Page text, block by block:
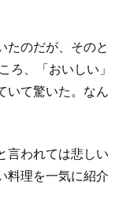
たのだが、そのと
ろ、「おいしい」
いて驚いた。なん
言われては悲しい
料理を一気に紹介